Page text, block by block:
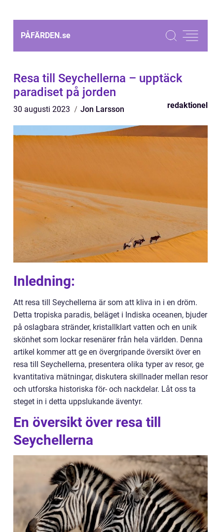
PÅFÄRDEN.se
Resa till Seychellerna – upptäck
paradiset på jorden
30 augusti 2023 Jon Larsson redaktionel
Inledning:
Att resa till Seychellerna är som att kliva in i en dröm.
Detta tropiska paradis, beläget i Indiska oceanen, bjuder
på oslagbara stränder, kristallklart vatten och en unik
skönhet som lockar resenärer från hela världen. Denna
artikel kommer att ge en övergripande översikt över en
resa till Seychellerna, presentera olika typer av resor, ge
kvantitativa mätningar, diskutera skillnader mellan resor
och utforska historiska för- och nackdelar. Låt oss ta
steget in i detta uppslukande äventyr.
En översikt över resa till
Seychellerna